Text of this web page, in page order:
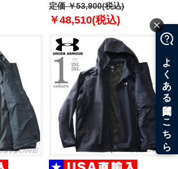
II
USA直
Bugaboo III Fleece
Interchange Jacket USA直輸入
定価 ￥53,900(税込)
￥48,510(税込)